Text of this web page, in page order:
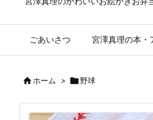
ごあいさつ 宮澤真理の本・
ホーム > 野球